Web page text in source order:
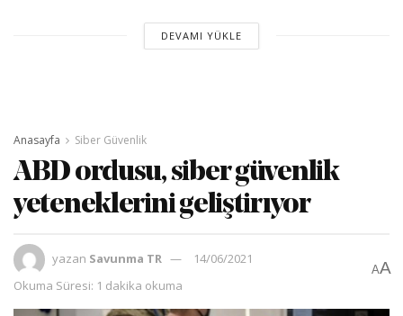
DEVAMI YÜKLE
Anasayfa Siber Güvenlik
ABD ordusu, siber güvenlik
yeteneklerini geliştirıyor
yazan Savunma TR
14/06/2021
Okuma Süresi: 1 dakika okuma
AA